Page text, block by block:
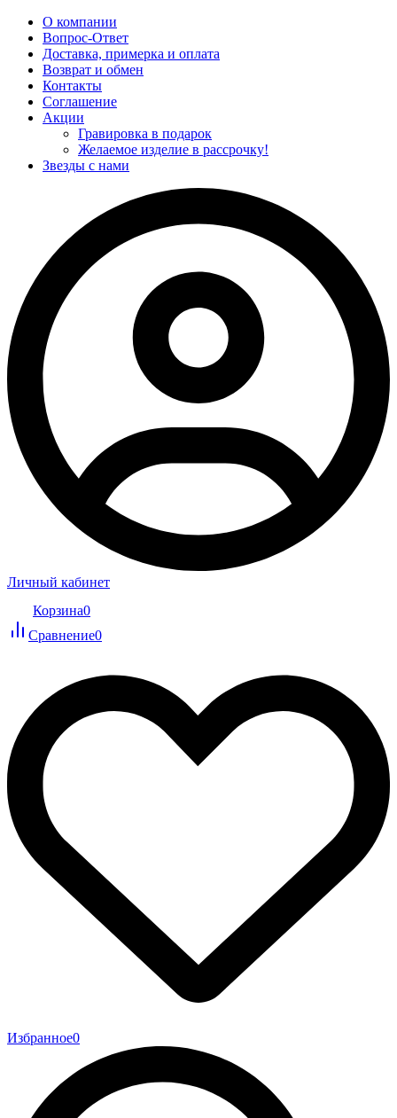
О компании
Вопрос-Ответ
Доставка, примерка и оплата
Возврат и обмен
Контакты
Соглашение
Акции
Гравировка в подарок
Желаемое изделие в рассрочку!
Звезды с нами
Личный кабинет
Корзина0
Сравнение0
Избранное0